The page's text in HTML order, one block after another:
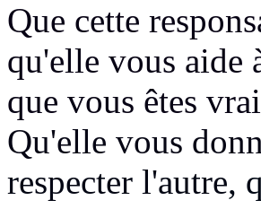
Que cette
qu'elle vous aide
que vous êtes
Qu'elle vous
respecter l'autre,